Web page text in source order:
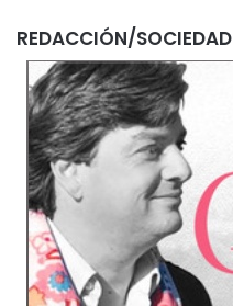
REDACCIÓN/SOCIEDAD